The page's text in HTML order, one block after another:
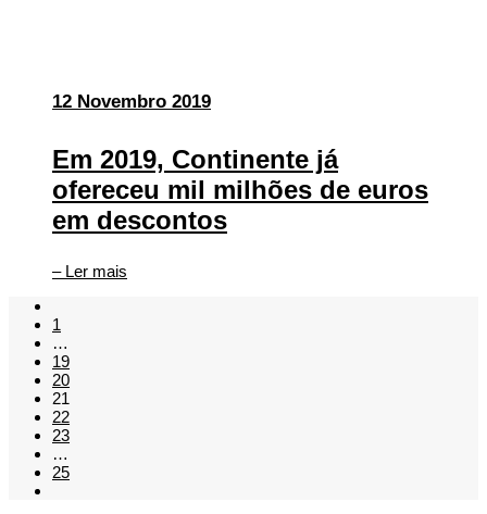
12 Novembro 2019
Em 2019, Continente já
ofereceu mil milhões de euros
em descontos
– Ler mais
1
…
19
20
21
22
23
…
25